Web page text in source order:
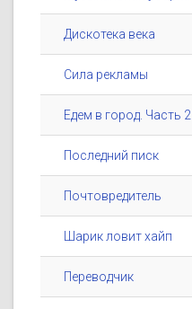
Дискотека века
Сила рекламы
Едем в город. Часть 2
Последний писк
Почтовредитель
Шарик ловит хайп
Переводчик